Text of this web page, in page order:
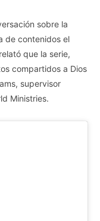
sobre la
de contenidos el
que la serie,
compartidos a Dios
supervisor
Ministries.